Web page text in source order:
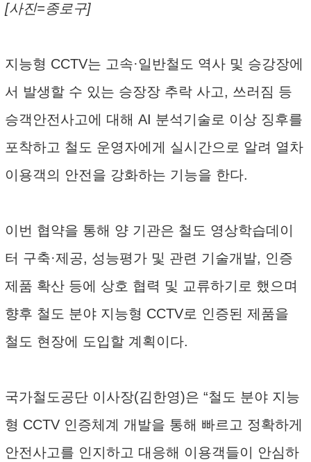
[사진=종로구]
지능형 CCTV는 고속·일반철도 역사 및 승강장에
서 발생할 수 있는 승장장 추락 사고, 쓰러짐 등
승객안전사고에 대해 AI 분석기술로 이상 징후를
포착하고 철도 운영자에게 실시간으로 알려 열차
이용객의 안전을 강화하는 기능을 한다.
이번 협약을 통해 양 기관은 철도 영상학습데이
터 구축·제공, 성능평가 및 관련 기술개발, 인증
제품 확산 등에 상호 협력 및 교류하기로 했으며
향후 철도 분야 지능형 CCTV로 인증된 제품을
철도 현장에 도입할 계획이다.
국가철도공단 이사장(김한영)은 “철도 분야 지능
형 CCTV 인증체계 개발을 통해 빠르고 정확하게
안전사고를 인지하고 대응해 이용객들이 안심하